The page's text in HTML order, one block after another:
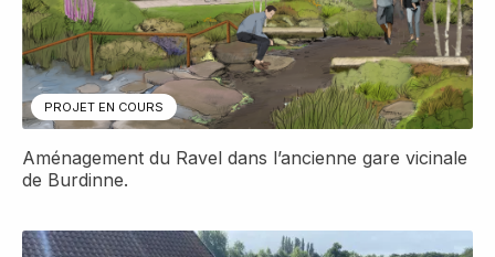
PROJET EN COURS
Aménagement du Ravel dans l’ancienne gare vicinale
de Burdinne.
Détail